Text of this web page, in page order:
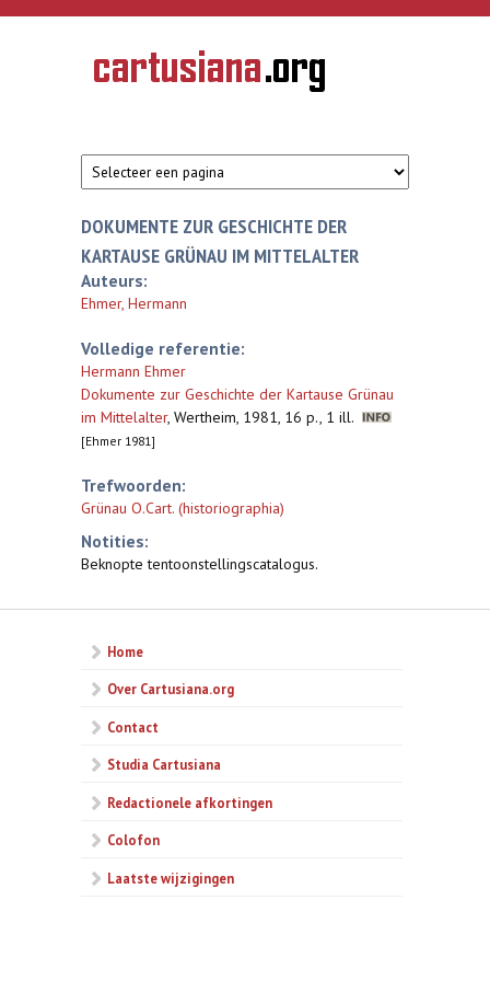
Overslaan en naar de inhoud gaan
CARTUSIANA
Geschiedenis
van de
DOKUMENTE ZUR GESCHICHTE DER
KARTAUSE GRÜNAU IM MITTELALTER
Auteurs:
Ehmer, Hermann
Volledige referentie:
Hermann Ehmer
Dokumente zur Geschichte der Kartause Grünau
im Mittelalter, Wertheim, 1981, 16 p., 1 ill.
[Ehmer 1981]
Trefwoorden:
Grünau O.Cart. (historiographia)
Notities:
Beknopte tentoonstellingscatalogus.
Home
Over Cartusiana.org
Contact
Studia Cartusiana
Redactionele afkortingen
Colofon
Laatste wijzigingen